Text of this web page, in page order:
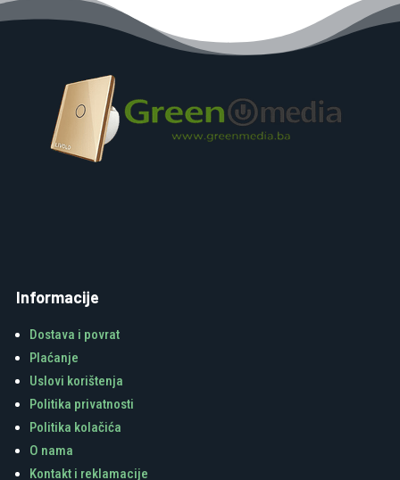
Informacije
Dostava i povrat
Plaćanje
Uslovi korištenja
Politika privatnosti
Politika kolačića
O nama
Kontakt i reklamacije